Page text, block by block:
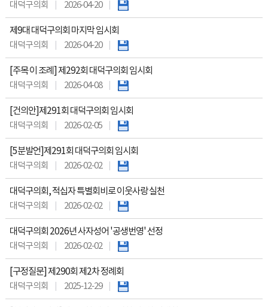
대덕구의회
2026-04-20
제9대 대덕구의회 마지막 임시회
대덕구의회
2026-04-20
[주목 이 조례] 제292회 대덕구의회 임시회
대덕구의회
2026-04-08
[건의안]제291회 대덕구의회 임시회
대덕구의회
2026-02-05
[5분발언]제291회 대덕구의회 임시회
대덕구의회
2026-02-02
대덕구의회, 적십자 특별회비로 이웃사랑 실천
대덕구의회
2026-02-02
대덕구의회 2026년 사자성어 '공생번영' 선정
대덕구의회
2026-02-02
[구정질문] 제290회 제2차 정례회
대덕구의회
2025-12-29